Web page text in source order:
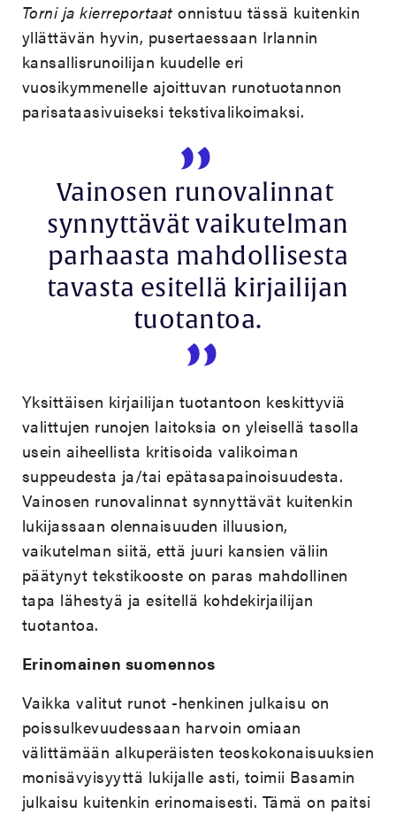
Torni ja kierreportaatonnistuu tässä kuitenkin
yllättävän hyvin, pusertaessaan Irlannin
kansallisrunoilijan kuudelle eri
vuosikymmenelle ajoittuvan runotuotannon
parisataasivuiseksi tekstivalikoimaksi.
Vainosen runovalinnat
synnyttävät vaikutelman
parhaasta mahdollisesta
tavasta esitellä kirjailijan
tuotantoa.
Yksittäisen kirjailijan tuotantoon keskittyviä
valittujen runojen laitoksia on yleisellä tasolla
usein aiheellista kritisoida valikoiman
suppeudesta ja/tai epätasapainoisuudesta.
Vainosen runovalinnat synnyttävät kuitenkin
lukijassaan olennaisuuden illuusion,
vaikutelman siitä, että juuri kansien väliin
päätynyt tekstikooste on paras mahdollinen
tapa lähestyä ja esitellä kohdekirjailijan
tuotantoa.
Erinomainen suomennos
Vaikka valitut runot -henkinen julkaisu on
poissulkevuudessaan harvoin omiaan
välittämään alkuperäisten teoskokonaisuuksien
monisävyisyyttä lukijalle asti, toimii Basamin
julkaisu kuitenkin erinomaisesti. Tämä on paitsi